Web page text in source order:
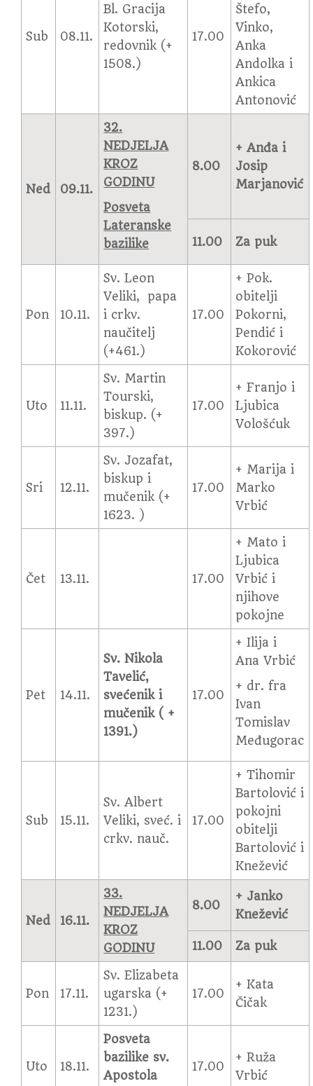
Sub 08.11.
Bl. Gracija
Kotorski,
redovnik (+
1508.)
17.00
Štefo,
Vinko,
Anka
Andolka i
Ankica
Antonović
Ned 09.11.
32.
NEDJELJA
KROZ
GODINU
Posveta
Lateranske
bazilike
8.00
+ Anđa i
Josip
Marjanović
11.00 Za puk
Pon 10.11.
Sv. Leon
Veliki, papa
i crkv.
naučitelj
(+461.)
17.00
+ Pok.
obitelji
Pokorni,
Pendić i
Kokorović
Uto 11.11.
Sv. Martin
Tourski,
biskup. (+
397.)
17.00
+ Franjo i
Ljubica
Vološćuk
Sri 12.11.
Sv. Jozafat,
biskup i
mučenik (+
1623. )
17.00
+ Marija i
Marko
Vrbić
Čet 13.11. 17.00
+ Mato i
Ljubica
Vrbić i
njihove
pokojne
Pet 14.11.
Sv. Nikola
Tavelić,
svećenik i
mučenik ( +
1391.)
17.00
+ Ilija i
Ana Vrbić
+ dr. fra
Ivan
Tomislav
Međugorac
Sub 15.11.
Sv. Albert
Veliki, sveć. i
crkv. nauč.
17.00
+ Tihomir
Bartolović i
pokojni
obitelji
Bartolović i
Knežević
Ned 16.11.
33.
NEDJELJA
KROZ
GODINU
8.00
+ Janko
Knežević
11.00 Za puk
Pon 17.11.
Sv. Elizabeta
ugarska (+
1231.)
17.00
+ Kata
Čičak
Uto 18.11.
Posveta
bazilike sv.
Apostola
17.00
+ Ruža
Vrbić